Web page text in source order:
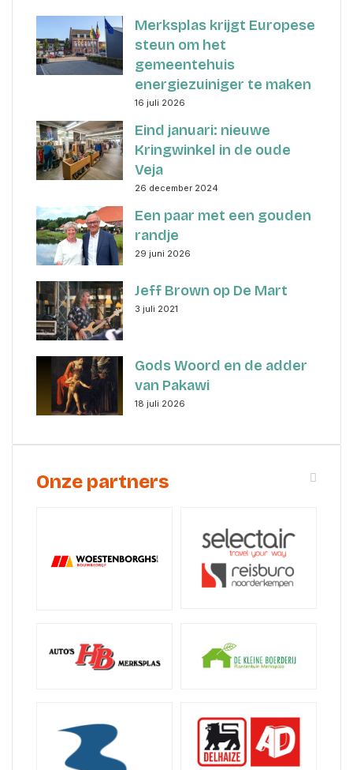
Merksplas krijgt Europese
steun om het
gemeentehuis
energiezuiniger te maken
16 juli 2026
Eind januari: nieuwe
Kringwinkel in de oude
Veja
26 december 2024
Een paar met een gouden
randje
29 juni 2026
Jeff Brown op De Mart
3 juli 2021
Gods Woord en de adder
van Pakawi
18 juli 2026
Onze partners